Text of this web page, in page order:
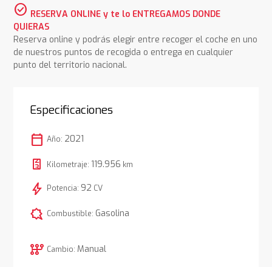
check_circle RESERVA ONLINE y te lo ENTREGAMOS DONDE
QUIERAS
Reserva online y podrás elegir entre recoger el coche en uno
de nuestros puntos de recogida o entrega en cualquier
punto del territorio nacional.
Especificaciones
calendar_today Año: 2021
Kilometraje: 119.956 km
bolt Potencia: 92 CV
comic_bubble Combustible: Gasolina
auto_transmission Cambio: Manual